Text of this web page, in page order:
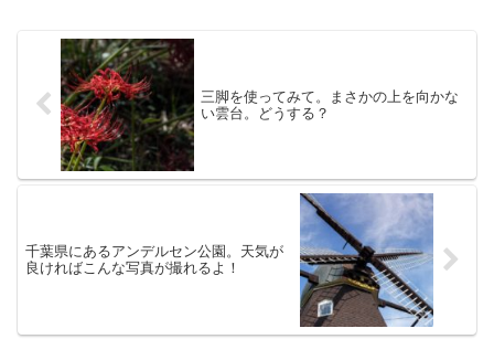
三脚を使ってみて。まさかの上を向かな
い雲台。どうする？
千葉県にあるアンデルセン公園。天気が
良ければこんな写真が撮れるよ！